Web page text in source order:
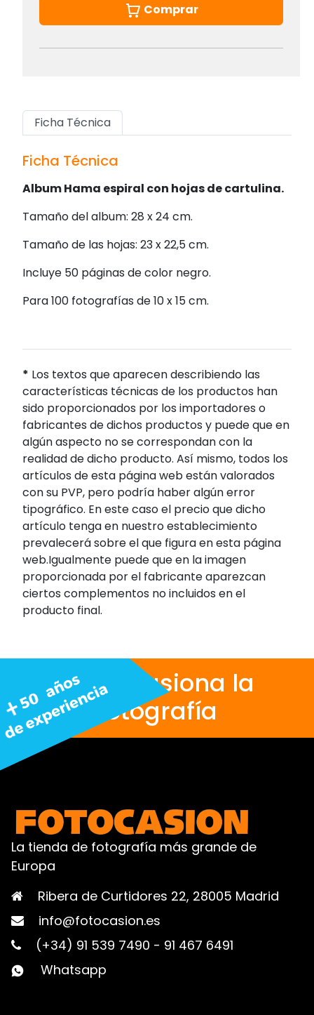
Comprar
Ficha Técnica
Ficha Técnica
Album Hama espiral con hojas de cartulina.
Tamaño del album: 28 x 24 cm.
Tamaño de las hojas: 23 x 22,5 cm.
Incluye 50 páginas de color negro.
Para 100 fotografías de 10 x 15 cm.
* Los textos que aparecen describiendo las
características técnicas de los productos han
sido proporcionados por los importadores o
fabricantes de dichos productos y puede que en
algún aspecto no se correspondan con la
realidad de dicho producto. Así mismo, todos los
artículos de esta página web están valorados
con su PVP, pero podría haber algún error
tipográfico. En este caso el precio que dicho
artículo tenga en nuestro establecimiento
prevalecerá sobre el que figura en esta página
web.Igualmente puede que en la imagen
proporcionada por el fabricante aparezcan
ciertos complementos no incluidos en el
producto final.
Nos apasiona la
fotografía
La tienda de fotografía más grande de
Europa
Ribera de Curtidores 22, 28005 Madrid
info@fotocasion.es
(+34) 91 539 7490 - 91 467 6491
Whatsapp